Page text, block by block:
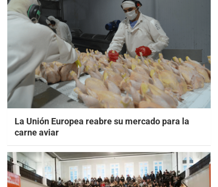
La Unión Europea reabre su mercado para la
carne aviar